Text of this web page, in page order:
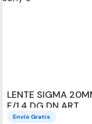
LENTE SIGMA
F/1.4 DG DN ART
PARA SONY E
Envío Gratis